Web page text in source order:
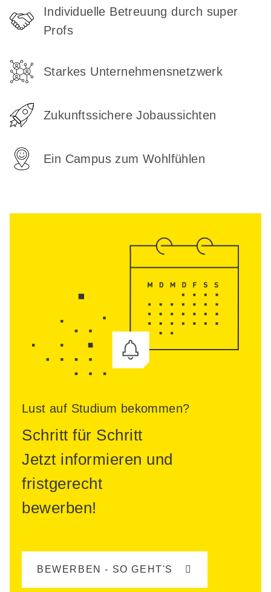
Individuelle Betreuung durch super
Profs
Starkes Unternehmensnetzwerk
Zukunftssichere Jobaussichten
Ein Campus zum Wohlfühlen
Lust auf Studium bekommen?
Schritt für Schritt
Jetzt informieren und
fristgerecht
bewerben!
BEWERBEN - SO GEHT'S